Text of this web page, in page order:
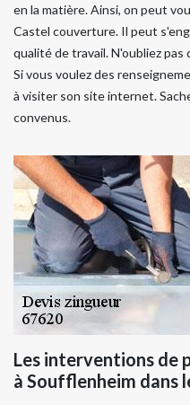
en la matière. Ainsi, on peut
Castel couverture. Il peut
qualité de travail. N'oubliez
Si vous voulez des
à visiter son site internet.
convenus.
Les interventions de
à Soufflenheim dans